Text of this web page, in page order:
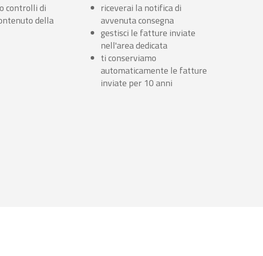
controlli di
della
riceverai la notifica di
avvenuta consegna
gestisci le fatture inviate
nell'area dedicata
ti conserviamo
automaticamente le fatture
inviate per 10 anni